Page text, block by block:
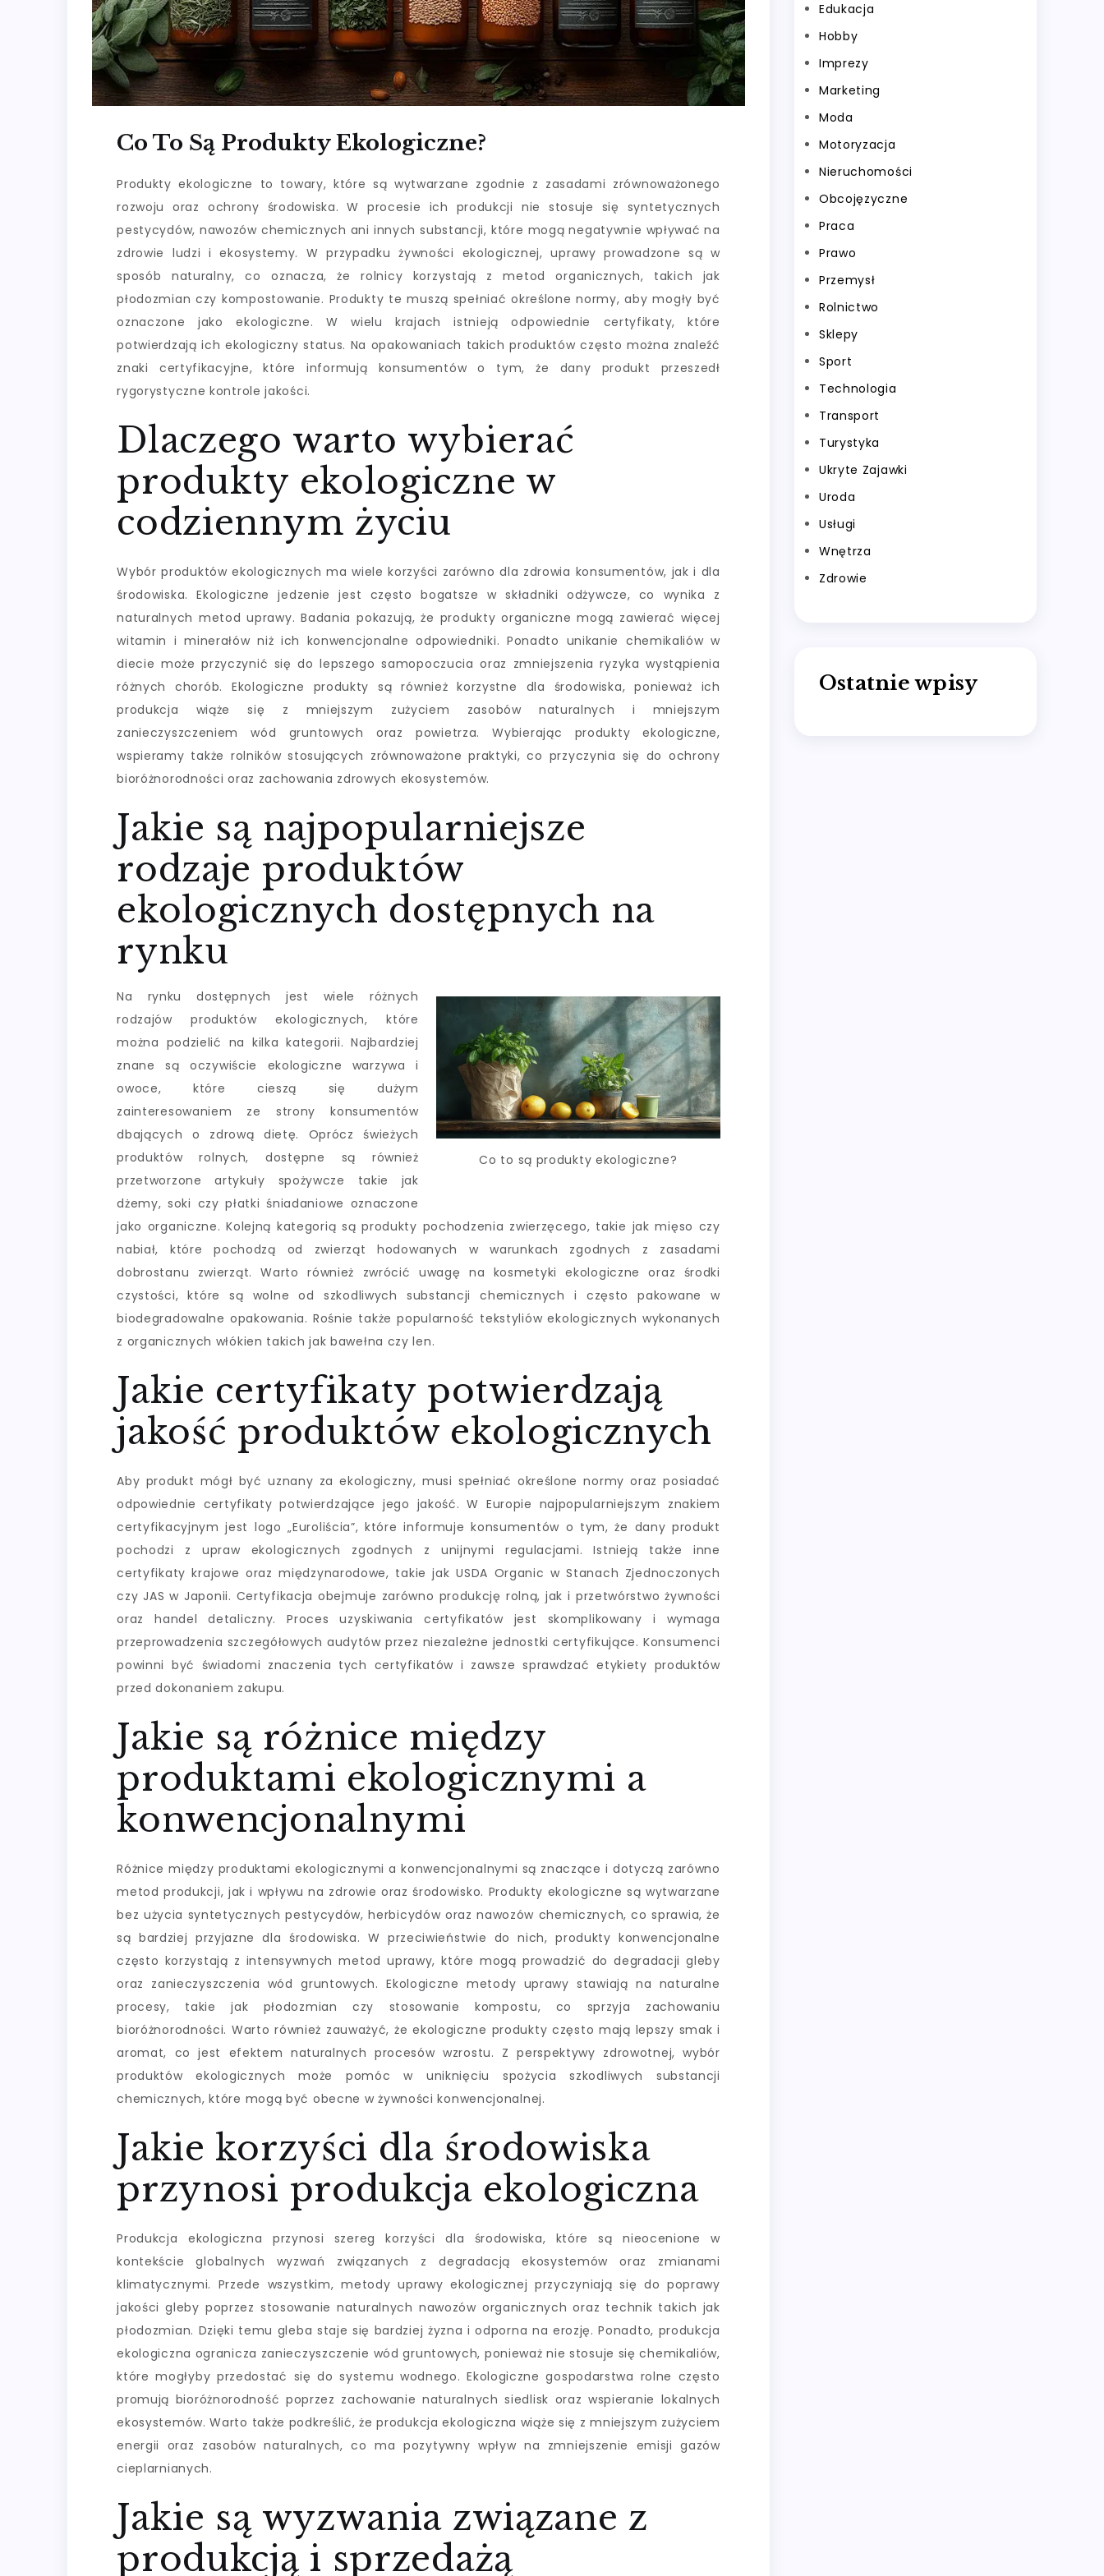
Co To Są Produkty Ekologiczne?
Produkty ekologiczne to towary, które są wytwarzane zgodnie z zasadami zrównoważonego
rozwoju oraz ochrony środowiska. W procesie ich produkcji nie stosuje się syntetycznych
pestycydów, nawozów chemicznych ani innych substancji, które mogą negatywnie wpływać na
zdrowie ludzi i ekosystemy. W przypadku żywności ekologicznej, uprawy prowadzone są w
sposób naturalny, co oznacza, że rolnicy korzystają z metod organicznych, takich jak
płodozmian czy kompostowanie. Produkty te muszą spełniać określone normy, aby mogły być
oznaczone jako ekologiczne. W wielu krajach istnieją odpowiednie certyfikaty, które
potwierdzają ich ekologiczny status. Na opakowaniach takich produktów często można znaleźć
znaki certyfikacyjne, które informują konsumentów o tym, że dany produkt przeszedł
rygorystyczne kontrole jakości.
Dlaczego warto wybierać
produkty ekologiczne w
codziennym życiu
Wybór produktów ekologicznych ma wiele korzyści zarówno dla zdrowia konsumentów, jak i dla
środowiska. Ekologiczne jedzenie jest często bogatsze w składniki odżywcze, co wynika z
naturalnych metod uprawy. Badania pokazują, że produkty organiczne mogą zawierać więcej
witamin i minerałów niż ich konwencjonalne odpowiedniki. Ponadto unikanie chemikaliów w
diecie może przyczynić się do lepszego samopoczucia oraz zmniejszenia ryzyka wystąpienia
różnych chorób. Ekologiczne produkty są również korzystne dla środowiska, ponieważ ich
produkcja wiąże się z mniejszym zużyciem zasobów naturalnych i mniejszym
zanieczyszczeniem wód gruntowych oraz powietrza. Wybierając produkty ekologiczne,
wspieramy także rolników stosujących zrównoważone praktyki, co przyczynia się do ochrony
bioróżnorodności oraz zachowania zdrowych ekosystemów.
Jakie są najpopularniejsze
rodzaje produktów
ekologicznych dostępnych na
rynku
Co to są produkty ekologiczne?
Na rynku dostępnych jest wiele różnych
rodzajów produktów ekologicznych, które
można podzielić na kilka kategorii. Najbardziej
znane są oczywiście ekologiczne warzywa i
owoce, które cieszą się dużym
zainteresowaniem ze strony konsumentów
dbających o zdrową dietę. Oprócz świeżych
produktów rolnych, dostępne są również
przetworzone artykuły spożywcze takie jak
dżemy, soki czy płatki śniadaniowe oznaczone
jako organiczne. Kolejną kategorią są produkty pochodzenia zwierzęcego, takie jak mięso czy
nabiał, które pochodzą od zwierząt hodowanych w warunkach zgodnych z zasadami
dobrostanu zwierząt. Warto również zwrócić uwagę na kosmetyki ekologiczne oraz środki
czystości, które są wolne od szkodliwych substancji chemicznych i często pakowane w
biodegradowalne opakowania. Rośnie także popularność tekstyliów ekologicznych wykonanych
z organicznych włókien takich jak bawełna czy len.
Jakie certyfikaty potwierdzają
jakość produktów ekologicznych
Aby produkt mógł być uznany za ekologiczny, musi spełniać określone normy oraz posiadać
odpowiednie certyfikaty potwierdzające jego jakość. W Europie najpopularniejszym znakiem
certyfikacyjnym jest logo „Euroliścia”, które informuje konsumentów o tym, że dany produkt
pochodzi z upraw ekologicznych zgodnych z unijnymi regulacjami. Istnieją także inne
certyfikaty krajowe oraz międzynarodowe, takie jak USDA Organic w Stanach Zjednoczonych
czy JAS w Japonii. Certyfikacja obejmuje zarówno produkcję rolną, jak i przetwórstwo żywności
oraz handel detaliczny. Proces uzyskiwania certyfikatów jest skomplikowany i wymaga
przeprowadzenia szczegółowych audytów przez niezależne jednostki certyfikujące. Konsumenci
powinni być świadomi znaczenia tych certyfikatów i zawsze sprawdzać etykiety produktów
przed dokonaniem zakupu.
Jakie są różnice między
produktami ekologicznymi a
konwencjonalnymi
Różnice między produktami ekologicznymi a konwencjonalnymi są znaczące i dotyczą zarówno
metod produkcji, jak i wpływu na zdrowie oraz środowisko. Produkty ekologiczne są wytwarzane
bez użycia syntetycznych pestycydów, herbicydów oraz nawozów chemicznych, co sprawia, że
są bardziej przyjazne dla środowiska. W przeciwieństwie do nich, produkty konwencjonalne
często korzystają z intensywnych metod uprawy, które mogą prowadzić do degradacji gleby
oraz zanieczyszczenia wód gruntowych. Ekologiczne metody uprawy stawiają na naturalne
procesy, takie jak płodozmian czy stosowanie kompostu, co sprzyja zachowaniu
bioróżnorodności. Warto również zauważyć, że ekologiczne produkty często mają lepszy smak i
aromat, co jest efektem naturalnych procesów wzrostu. Z perspektywy zdrowotnej, wybór
produktów ekologicznych może pomóc w uniknięciu spożycia szkodliwych substancji
chemicznych, które mogą być obecne w żywności konwencjonalnej.
Jakie korzyści dla środowiska
przynosi produkcja ekologiczna
Produkcja ekologiczna przynosi szereg korzyści dla środowiska, które są nieocenione w
kontekście globalnych wyzwań związanych z degradacją ekosystemów oraz zmianami
klimatycznymi. Przede wszystkim, metody uprawy ekologicznej przyczyniają się do poprawy
jakości gleby poprzez stosowanie naturalnych nawozów organicznych oraz technik takich jak
płodozmian. Dzięki temu gleba staje się bardziej żyzna i odporna na erozję. Ponadto, produkcja
ekologiczna ogranicza zanieczyszczenie wód gruntowych, ponieważ nie stosuje się chemikaliów,
które mogłyby przedostać się do systemu wodnego. Ekologiczne gospodarstwa rolne często
promują bioróżnorodność poprzez zachowanie naturalnych siedlisk oraz wspieranie lokalnych
ekosystemów. Warto także podkreślić, że produkcja ekologiczna wiąże się z mniejszym zużyciem
energii oraz zasobów naturalnych, co ma pozytywny wpływ na zmniejszenie emisji gazów
cieplarnianych.
Jakie są wyzwania związane z
produkcją i sprzedażą
Edukacja
Hobby
Imprezy
Marketing
Moda
Motoryzacja
Nieruchomości
Obcojęzyczne
Praca
Prawo
Przemysł
Rolnictwo
Sklepy
Sport
Technologia
Transport
Turystyka
Ukryte Zajawki
Uroda
Usługi
Wnętrza
Zdrowie
Ostatnie wpisy